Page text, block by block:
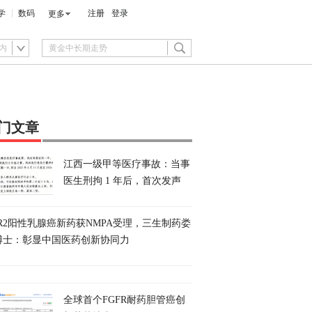
数码 更多 注册 登录
文章
江西一级甲等医疗事故：当事
医生刑拘 1 年后，首次发声
阳性乳腺癌新药获NMPA受理，三生制药娄
士：彰显中国医药创新协同力
全球首个FGFR耐药胆管癌创